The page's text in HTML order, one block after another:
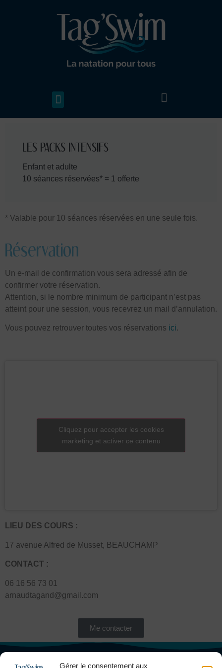
Gérer le consentement aux
LES PACKS INTENSIFS
Enfant et adulte
10 séances réservées* = 1 offerte
* Valable pour 10 séances réservées en une seule fois.
Réservation
Un e-mail de confirmation vous sera adressé afin de
confirmer votre réservation.
Attention, si le nombre minimum de participant n’est pas
atteint pour une session, vous recevrez un mail d’annulation.
Vous pouvez retrouver toutes vos réservations ici.
Cliquez pour accepter les cookies
marketing et activer ce contenu
LIEU DES COURS :
17 avenue Alfred de Musset, BEAUCHAMP
CONTACT :
06 16 56 73 01
arnaudtagand@gmail.com
Me contacter
Mentions légales